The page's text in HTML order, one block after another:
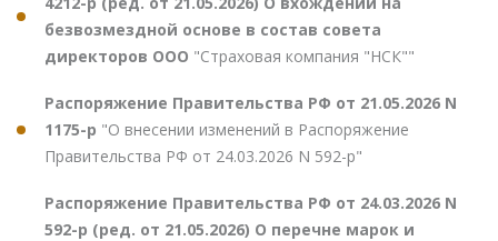
безвозмездной основе в состав совета
директоров ООО "Страховая компания "НСК""
Распоряжение Правительства РФ от 21.05.2026 N
1175-р "О внесении изменений в Распоряжение
Правительства РФ от 24.03.2026 N 592-р"
Распоряжение Правительства РФ от 24.03.2026 N
592-р (ред. от 21.05.2026) О перечне марок и